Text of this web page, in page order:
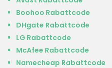
Boohoo Rabattcode
DHgate Rabattcode
LG Rabattcode
McAfee Rabattcode
Namecheap Rabattcode